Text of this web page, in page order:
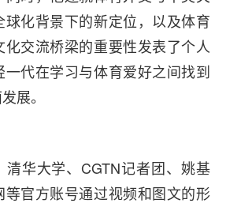
球化背景下的新定位，以及体育
交流桥梁的重要性发表了个人
一代在学习与体育爱好之间找到
展。
清华大学、CGTN记者团、姚基
官方账号通过视频和图文的形